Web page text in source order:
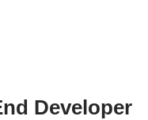
Developer